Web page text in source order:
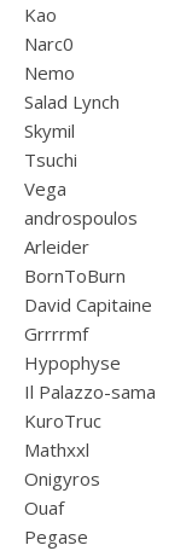
Kao
Narc0
Nemo
Salad Lynch
Skymil
Tsuchi
Vega
androspoulos
Arleider
BornToBurn
David Capitaine
Grrrrmf
Hypophyse
Il Palazzo-sama
KuroTruc
Mathxxl
Onigyros
Ouaf
Pegase